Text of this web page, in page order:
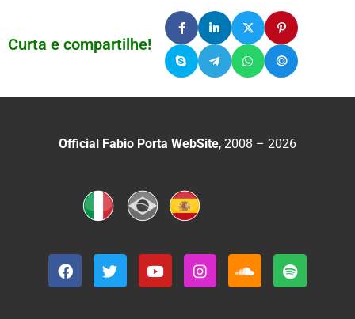
Curta e compartilhe!
Official Fabio Porta WebSite, 2008 – 2026